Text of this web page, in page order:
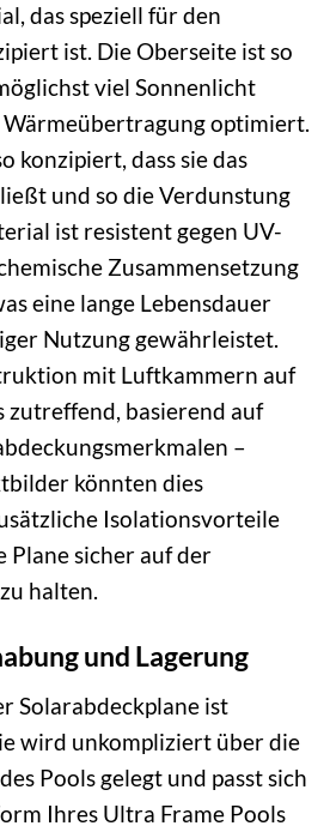
das speziell für den
ist. Die Oberseite ist so
viel Sonnenlicht
optimiert.
konzipiert, dass sie das
und so die Verdunstung
ist resistent gegen UV-
Zusammensetzung
eine lange Lebensdauer
Nutzung gewährleistet.
mit Luftkammern auf
zutreffend, basierend auf
–
könnten dies
Isolationsvorteile
Plane sicher auf der
halten.
und Lagerung
Solarabdeckplane ist
wird unkompliziert über die
Pools gelegt und passt sich
Ihres Ultra Frame Pools